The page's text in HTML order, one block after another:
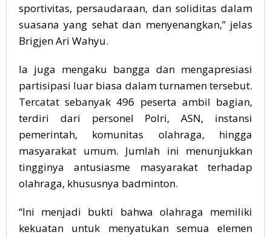
sportivitas, persaudaraan, dan soliditas dalam
suasana yang sehat dan menyenangkan,” jelas
Brigjen Ari Wahyu.
Ia juga mengaku bangga dan mengapresiasi
partisipasi luar biasa dalam turnamen tersebut.
Tercatat sebanyak 496 peserta ambil bagian,
terdiri dari personel Polri, ASN, instansi
pemerintah, komunitas olahraga, hingga
masyarakat umum. Jumlah ini menunjukkan
tingginya antusiasme masyarakat terhadap
olahraga, khususnya badminton.
“Ini menjadi bukti bahwa olahraga memiliki
kekuatan untuk menyatukan semua elemen